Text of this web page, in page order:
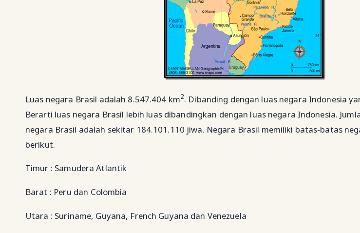
Luas negara Brasil adalah 8.547.404 km2. Dibanding dengan luas negara Indonesia
Berarti luas negara Brasil lebih luas dibandingkan dengan luas negara Indonesia.
negara Brasil adalah sekitar 184.101.110 jiwa. Negara Brasil memiliki batas-batas
berikut.
Timur : Samudera Atlantik
Barat : Peru dan Colombia
Utara : Suriname, Guyana, French Guyana dan Venezuela